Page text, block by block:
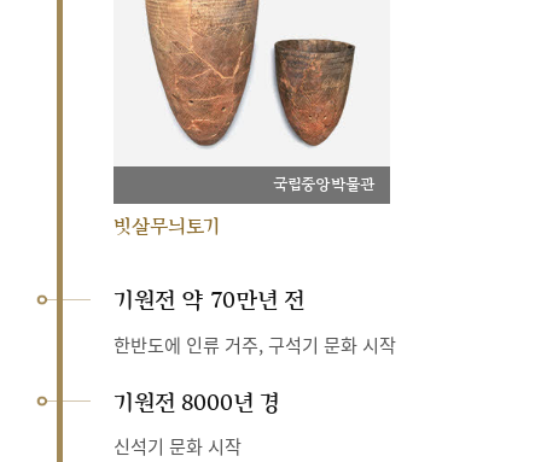
국립중앙박물관
빗살무늬토기
기원전 약 70만년 전
한반도에 인류 거주, 구석기 문화 시작
기원전 8000년 경
신석기 문화 시작